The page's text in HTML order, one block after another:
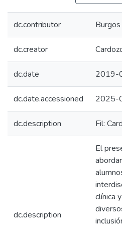
dc.contributor
dc.creator
dc.date 2019-
dc.date.accessioned 2025-
dc.description Fil:
dc.description
El
clínica